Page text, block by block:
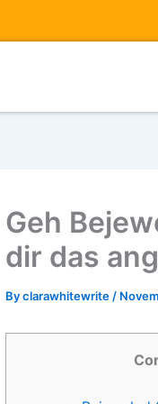
Geh
dir das
Byclarawhitewrite /